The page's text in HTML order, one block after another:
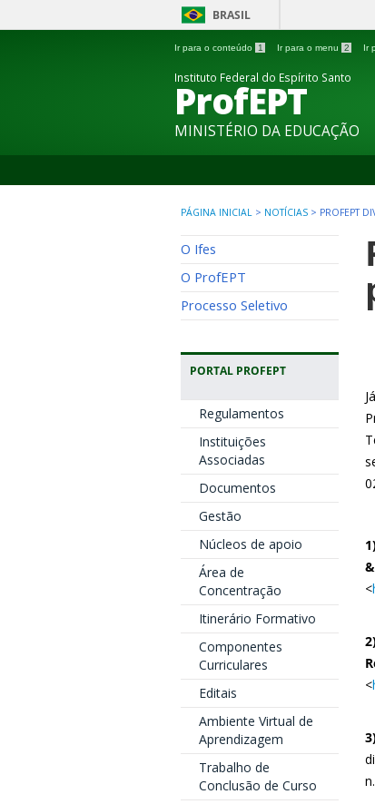
BRASIL
Ir para o conteúdo 1 Ir para o menu 2 Ir
Instituto Federal do Espírito Santo
ProfEPT
MINISTÉRIO DA EDUCAÇÃO
PÁGINA INICIAL > NOTÍCIAS > PROFEPT
O Ifes
O ProfEPT
Processo Seletivo
PORTAL PROFEPT
Regulamentos
Instituições
Associadas
Documentos
Gestão
Núcleos de apoio
Área de
Concentração
Itinerário Formativo
Componentes
Curriculares
Editais
Ambiente Virtual de
Aprendizagem
Trabalho de
Conclusão de Curso
<
<